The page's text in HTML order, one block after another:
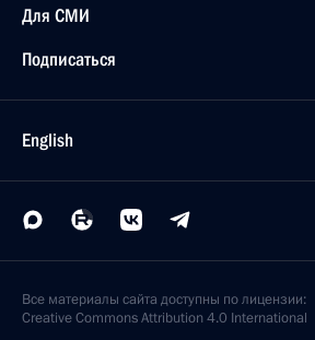
Для СМИ
Подписаться
English
Все материалы сайта доступны по лицензии:
Creative Commons Attribution 4.0 International